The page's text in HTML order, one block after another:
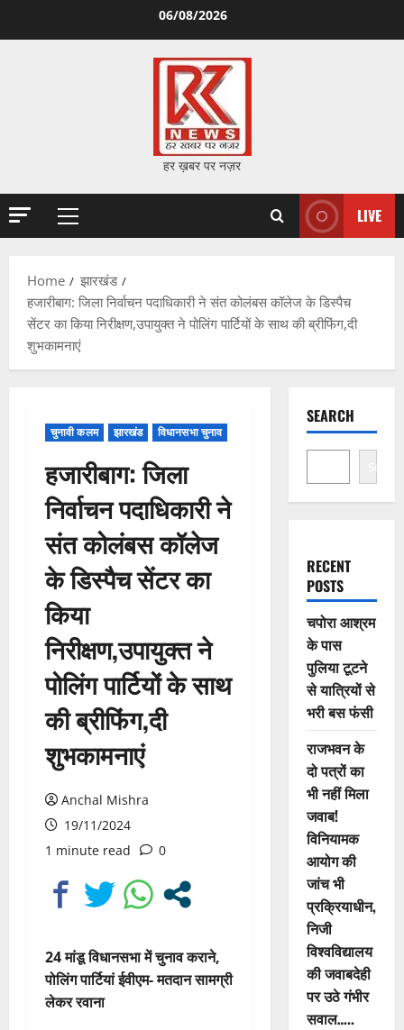
06/08/2026
हर ख़बर पर नज़र
Primary
LIVE
Home
झारखंड
हजारीबाग: जिला निर्वाचन पदाधिकारी ने संत कोलंबस कॉलेज के डिस्पैच
सेंटर का किया निरीक्षण,उपायुक्त ने पोलिंग पार्टियों के साथ की ब्रीफिंग,दी
शुभकामनाएं
चुनावी कलम झारखंड विधानसभा चुनाव
हजारीबाग: जिला
निर्वाचन पदाधिकारी ने
संत कोलंबस कॉलेज
के डिस्पैच सेंटर का
किया
निरीक्षण,उपायुक्त ने
पोलिंग पार्टियों के साथ
की ब्रीफिंग,दी
शुभकामनाएं
Anchal Mishra
19/11/2024
1 minute read
0
24 मांडू विधानसभा में चुनाव कराने,
पोलिंग पार्टियां ईवीएम- मतदान सामग्री
लेकर रवाना
SEARCH
Search
RECENT
POSTS
चपोरा आश्रम
के पास
पुलिया टूटने
से यात्रियों से
भरी बस फंसी
राजभवन के
दो पत्रों का
भी नहीं मिला
जवाब!
विनियामक
आयोग की
जांच भी
प्रक्रियाधीन,
निजी
विश्वविद्यालय
की जवाबदेही
पर उठे गंभीर
सवाल…..